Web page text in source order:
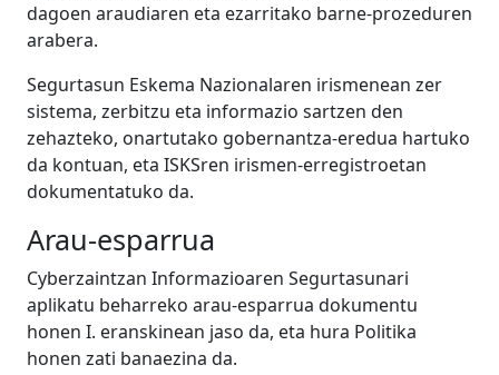
dagoen araudiaren eta ezarritako barne-prozeduren
arabera.
Segurtasun Eskema Nazionalaren irismenean zer
sistema, zerbitzu eta informazio sartzen den
zehazteko, onartutako gobernantza-eredua hartuko
da kontuan, eta ISKSren irismen-erregistroetan
dokumentatuko da.
Arau-esparrua
Cyberzaintzan Informazioaren Segurtasunari
aplikatu beharreko arau-esparrua dokumentu
honen I. eranskinean jaso da, eta hura Politika
honen zati banaezina da.